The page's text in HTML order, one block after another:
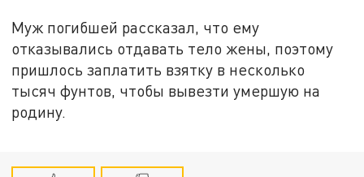
Муж погибшей рассказал, что ему
отказывались отдавать тело жены, поэтому
пришлось заплатить взятку в несколько
тысяч фунтов, чтобы вывезти умершую на
родину.